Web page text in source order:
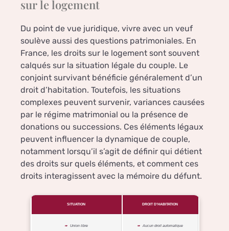
sur le logement
Du point de vue juridique, vivre avec un veuf
soulève aussi des questions patrimoniales. En
France, les droits sur le logement sont souvent
calqués sur la situation légale du couple. Le
conjoint survivant bénéficie généralement d’un
droit d’habitation. Toutefois, les situations
complexes peuvent survenir, variances causées
par le régime matrimonial ou la présence de
donations ou successions. Ces éléments légaux
peuvent influencer la dynamique de couple,
notamment lorsqu’il s’agit de définir qui détient
des droits sur quels éléments, et comment ces
droits interagissent avec la mémoire du défunt.
SITUATION DROIT D’HABITATION
Union libre Aucun droit automatique